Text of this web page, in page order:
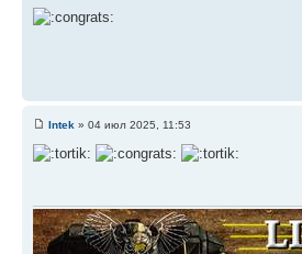
Intek » 04 июл 2025, 11:53